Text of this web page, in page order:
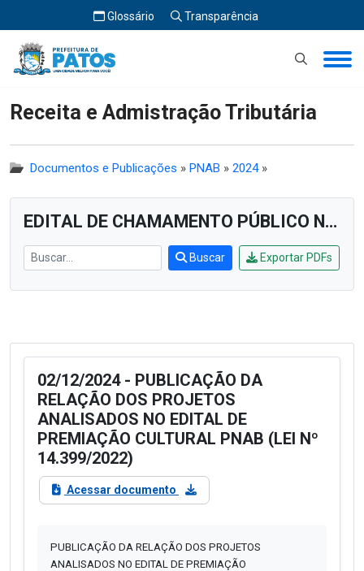
Glossário Transparência
Início Receita e Admistração Tributária
Receita e Admistração Tributária
Documentos e Publicações » PNAB » 2024»
EDITAL DE CHAMAMENTO PÚBLICO Nº 003/2024
Buscar Exportar PDFs
02/12/2024 - PUBLICAÇÃO DA
RELAÇÃO DOS PROJETOS
ANALISADOS NO EDITAL DE
PREMIAÇÃO CULTURAL PNAB (LEI Nº
14.399/2022)
Acessar documento
PUBLICAÇÃO DA RELAÇÃO DOS PROJETOS
ANALISADOS NO EDITAL DE PREMIAÇÃO